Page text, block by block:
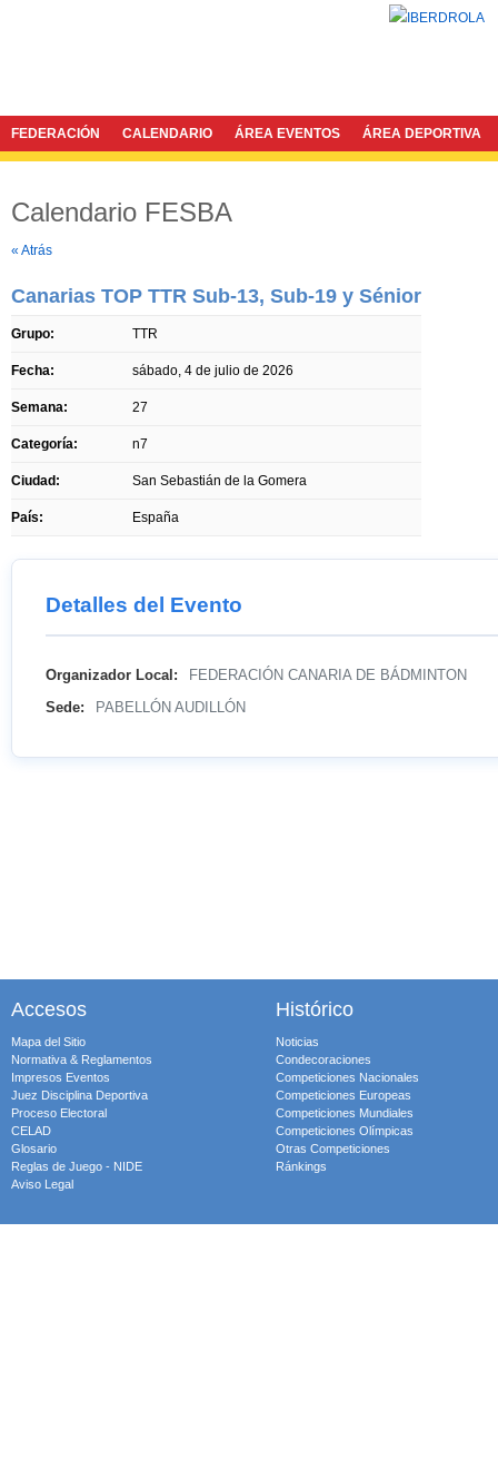
FEDERACIÓN CALENDARIO ÁREA EVENTOS ÁREA DEPORTIVA
Calendario FESBA
« Atrás
Canarias TOP TTR Sub-13, Sub-19 y Sénior
Grupo: TTR
Fecha: sábado, 4 de julio de 2026
Semana: 27
Categoría: n7
Ciudad: San Sebastián de la Gomera
País: España
Detalles del Evento
Organizador Local: FEDERACIÓN CANARIA DE BÁDMINTON
Sede: PABELLÓN AUDILLÓN
Accesos
Mapa del Sitio
Normativa & Reglamentos
Impresos Eventos
Juez Disciplina Deportiva
Proceso Electoral
CELAD
Glosario
Reglas de Juego - NIDE
Aviso Legal
Histórico
Noticias
Condecoraciones
Competiciones Nacionales
Competiciones Europeas
Competiciones Mundiales
Competiciones Olímpicas
Otras Competiciones
Ránkings